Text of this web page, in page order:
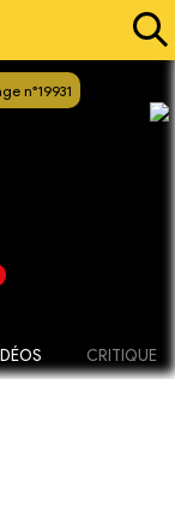
n°19931
CRITIQUE